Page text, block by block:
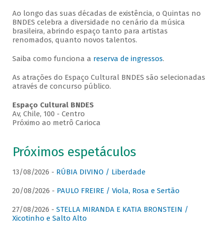
Ao longo das suas décadas de existência, o Quintas no
BNDES celebra a diversidade no cenário da música
brasileira, abrindo espaço tanto para artistas
renomados, quanto novos talentos.
Saiba como funciona a reserva de ingressos.
As atrações do Espaço Cultural BNDES são selecionadas
através de concurso público.
Espaço Cultural BNDES
Av, Chile, 100 - Centro
Próximo ao metrô Carioca
Próximos espetáculos
13/08/2026 - RÚBIA DIVINO / Liberdade
20/08/2026 - PAULO FREIRE / Viola, Rosa e Sertão
27/08/2026 - STELLA MIRANDA E KATIA BRONSTEIN /
Xicotinho e Salto Alto